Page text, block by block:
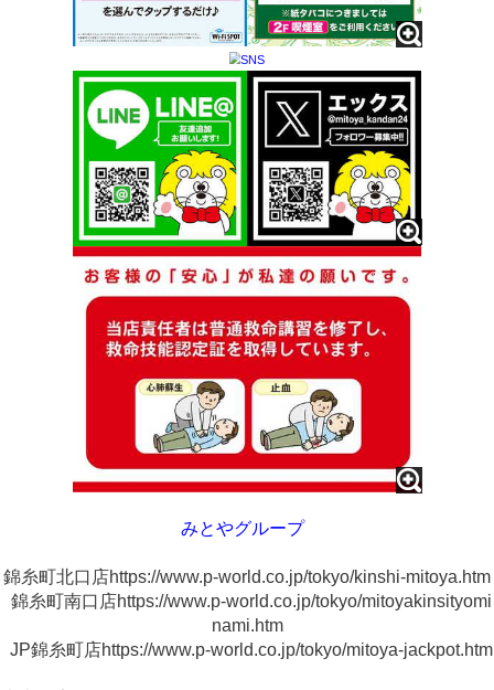
みとやグループ
錦糸町北口店https://www.p-world.co.jp/tokyo/kinshi-mitoya.htm
錦糸町南口店https://www.p-world.co.jp/tokyo/mitoyakinsityomi
nami.htm
JP錦糸町店https://www.p-world.co.jp/tokyo/mitoya-jackpot.htm